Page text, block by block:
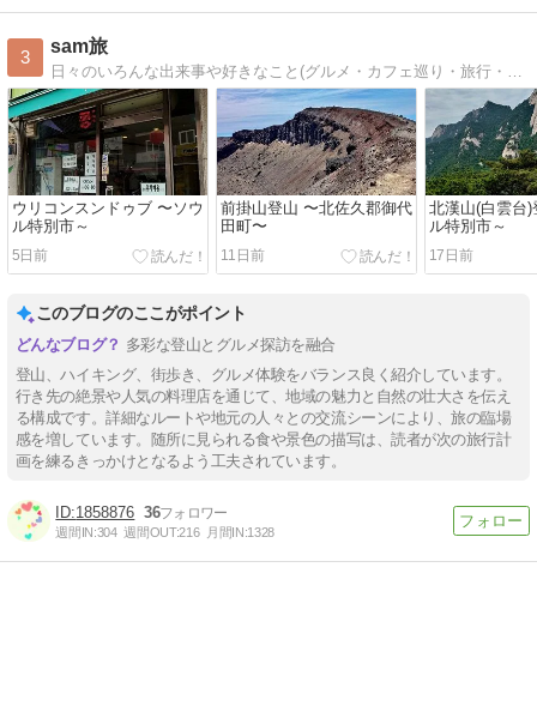
3
sam旅
日々のいろんな出来事や好きなこと(グルメ・カフェ巡り・旅行・キャンプなど)をゆる~くお届けしているブログです！
ウリコンスンドゥブ 〜ソウ
ル特別市～
5日前
前掛山登山 〜北佐久郡御代
田町〜
11日前
北漢山(白雲台)
ル特別市～
17日前
このブログのここがポイント
多彩な登山とグルメ探訪を融合
登山、ハイキング、街歩き、グルメ体験をバランス良く紹介しています。
行き先の絶景や人気の料理店を通じて、地域の魅力と自然の壮大さを伝え
る構成です。詳細なルートや地元の人々との交流シーンにより、旅の臨場
感を増しています。随所に見られる食や景色の描写は、読者が次の旅行計
画を練るきっかけとなるよう工夫されています。
1858876 36
週間IN:304 週間OUT:216 月間IN:1328